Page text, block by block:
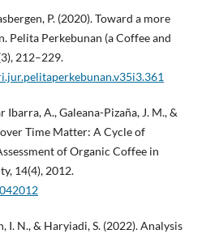
P. (2020). Toward a more
Pelita Perkebunan (a Coffee and
212–229.
A., Galeana-Pizaña, J. M., &
over Time Matter: A Cycle of
of Organic Coffee in
14(4), 2012.
I. N., & Haryiadi, S. (2022). Analysis